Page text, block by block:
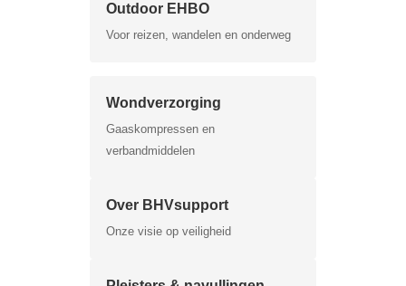
Outdoor EHBO
Voor reizen, wandelen en onderweg
Wondverzorging
Gaaskompressen en
verbandmiddelen
Over BHVsupport
Onze visie op veiligheid